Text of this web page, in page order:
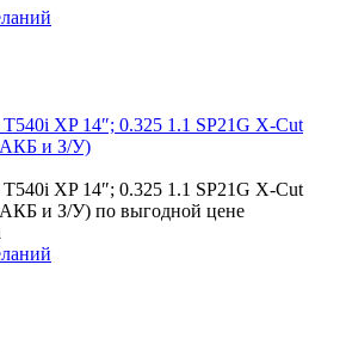
XP 14″; 0.325 1.1 SP21G X-Cut
АКБ и З/У)
XP 14″; 0.325 1.1 SP21G X-Cut
и З/У) по выгодной цене